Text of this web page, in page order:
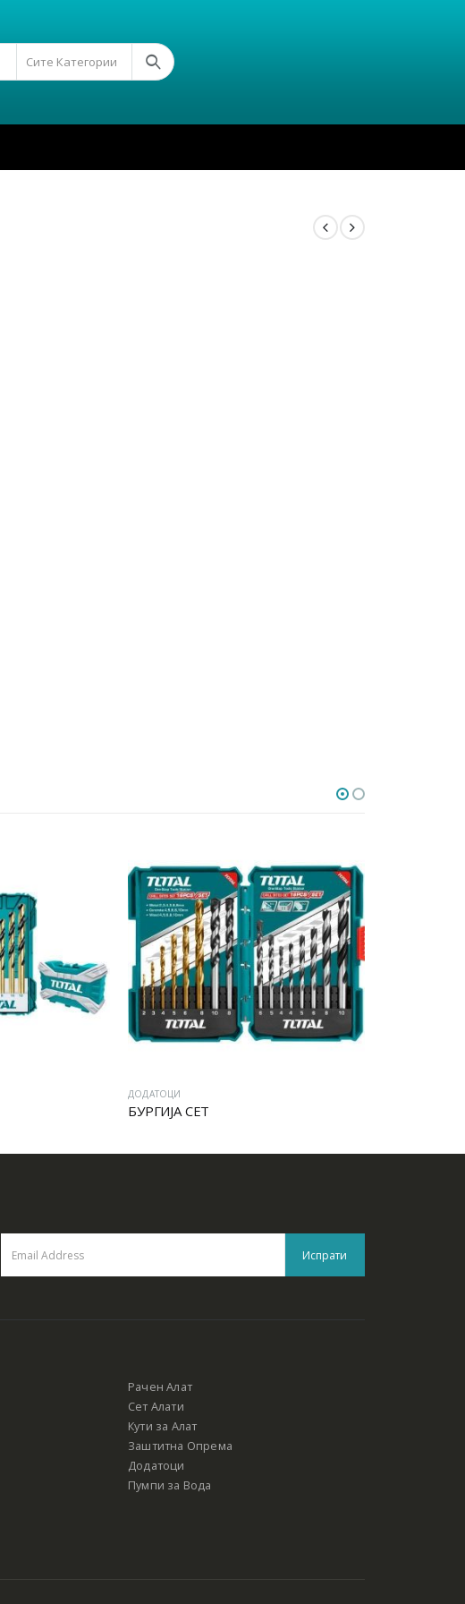
Сите Категории
ДОДАТОЦИ
БУРГИЈА СЕТ
Рачен Алат
Сет Алати
Кути за Алат
Заштитна Опрема
Додатоци
Пумпи за Вода